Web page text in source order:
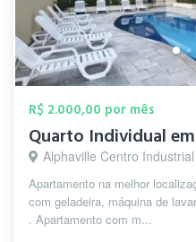
R$ 2.000,00 por mês
Quarto Individual
Alphaville Centro Industrial e
Apartamento na melhor
com geladeira, máquina de
. Apartamento com m...